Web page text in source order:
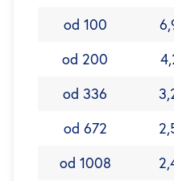
od 100
od 200
od 336
od 672
od 1008